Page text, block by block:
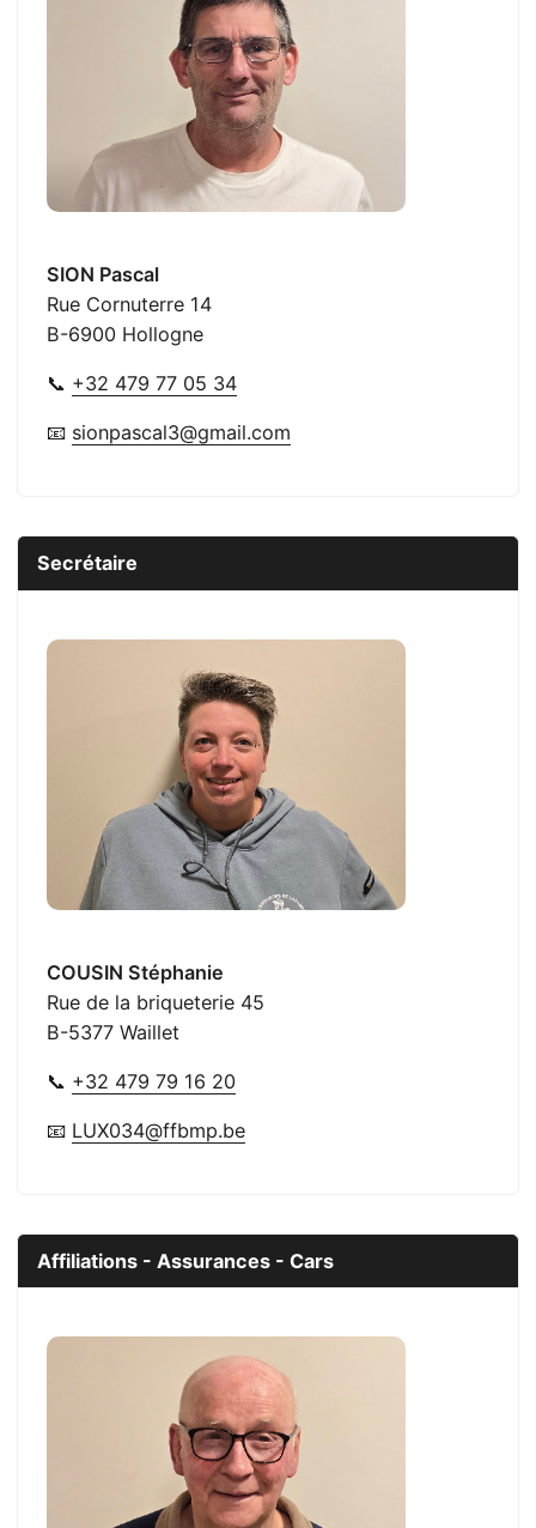
SION Pascal
Rue Cornuterre 14
B-6900 Hollogne
📞 +32 479 77 05 34
📧 sionpascal3@gmail.com
Secrétaire
COUSIN Stéphanie
Rue de la briqueterie 45
B-5377 Waillet
📞 +32 479 79 16 20
📧 LUX034@ffbmp.be
Affiliations - Assurances - Cars